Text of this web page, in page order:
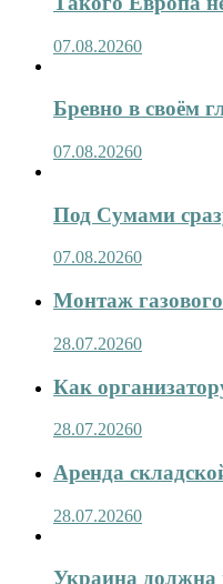
07.08.20260
Бревно в своём
07.08.20260
Под Сумами
07.08.20260
Монтаж
28.07.20260
Как
28.07.20260
Аренда
28.07.20260
Украина должна